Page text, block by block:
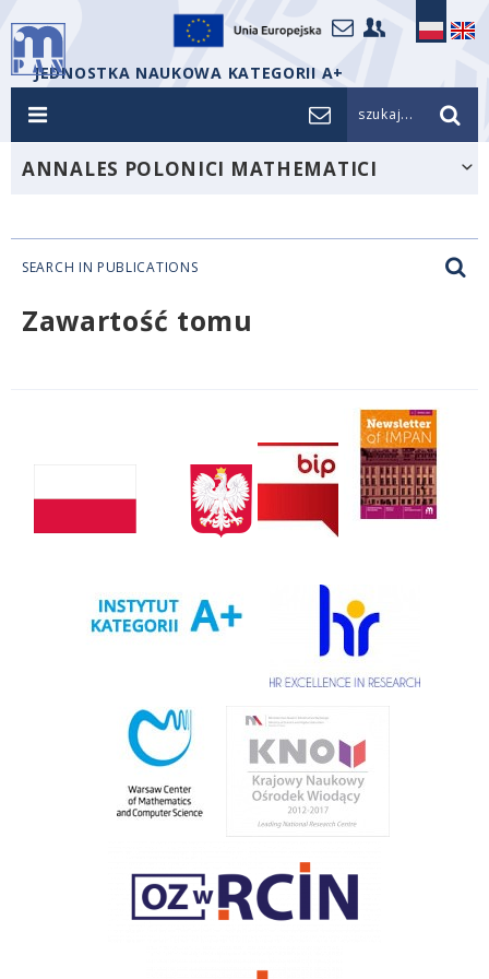
JEDNOSTKA NAUKOWA KATEGORII A+
szukaj...
ANNALES POLONICI MATHEMATICI
SEARCH IN PUBLICATIONS
Zawartość tomu